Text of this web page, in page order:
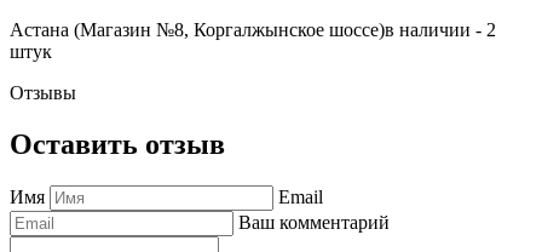
Астана (Магазин №8, Коргалжынское шоссе)в наличии - 2
штук
Отзывы
Оставить отзыв
Имя
Email
Ваш комментарий